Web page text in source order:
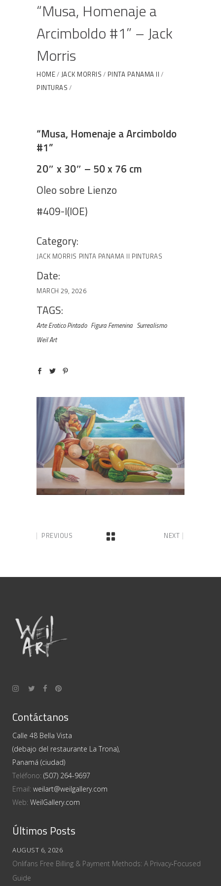
“Musa, Homenaje a
Arcimboldo #1” – Jack
Morris
HOME JACK MORRIS
PINTA PANAMA II
PINTURAS
“Musa, Homenaje a Arcimboldo
#1”
20″ x 30″ – 50 x 76 cm
Oleo sobre Lienzo
#409-I(IOE)
Category:
JACK MORRIS PINTA PANAMA II PINTURAS
Date:
MARCH 29, 2026
TAGS:
Arte Erotico Pintado Figura Femenina Surrealismo
Weil Art
PREVIOUS NEXT
Contáctanos
Calle 48 Bella Vista
(debajo del restaurante La Trona),
Panamá (ciudad)
Teléfono: (507) 264-9697
Email: weilart@weilgallery.com
Web: WeilGallery.com
Últimos Posts
AUGUST 6, 2026
Onlifans Free Billing & Payment Methods: A Privacy‑Focused
Guide